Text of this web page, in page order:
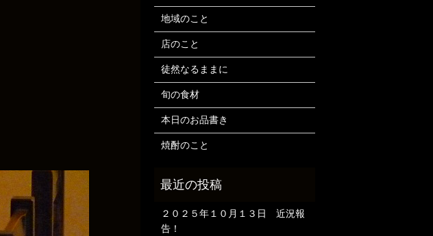
地域のこと
店のこと
徒然なるままに
旬の食材
本日のお品書き
焼酎のこと
２０２５年１０月１３日 近況報
告！